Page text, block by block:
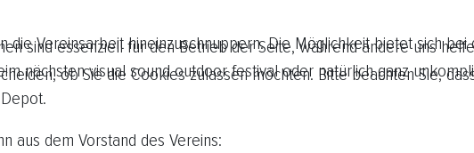
die Vereinsarbeit hineinzuschnuppern. Die Möglichkeit bietet sich
nächsten visual sound outdoor festival oder natürlich ganz
aus dem Vorstand des Vereins:
sind essenziell für den Betrieb der Seite, während andere uns
ob Sie die Cookies zulassen möchten. Bitte beachten Sie,